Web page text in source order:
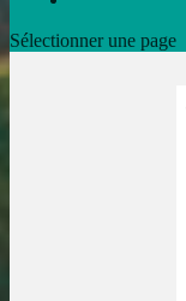
Sélectionner une page